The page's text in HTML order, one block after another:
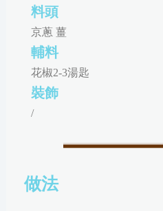
料頭
京蔥 薑
輔料
花椒2-3湯匙
裝飾
/
做法